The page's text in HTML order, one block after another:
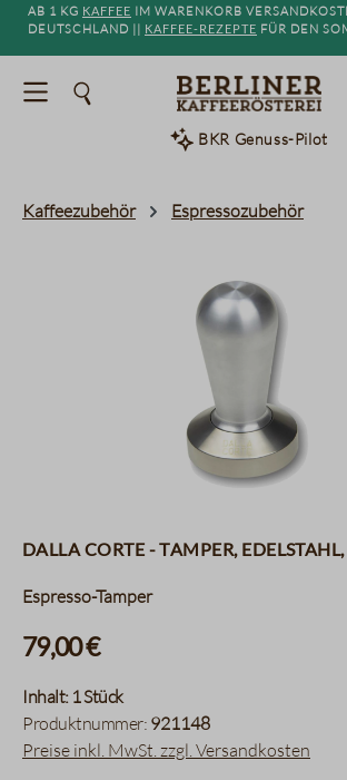
springen
Ab 1 kg Kaffee im Warenkorb
Deutschland || Kaffee-Rezepte für den
BKR Genuss-Pilot
Kaffeezubehör Espressozubehör
Dalla Corte - Tamper, Edelstahl,
Espresso-Tamper
79,00 €
Inhalt: 1 Stück
Produktnummer: 921148
Preise inkl. MwSt. zzgl. Versandkosten